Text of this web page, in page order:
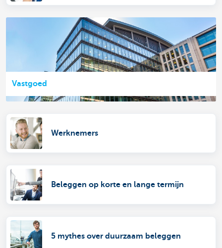
Vastgoed
Werknemers
Beleggen op korte en lange termijn
5 mythes over duurzaam beleggen